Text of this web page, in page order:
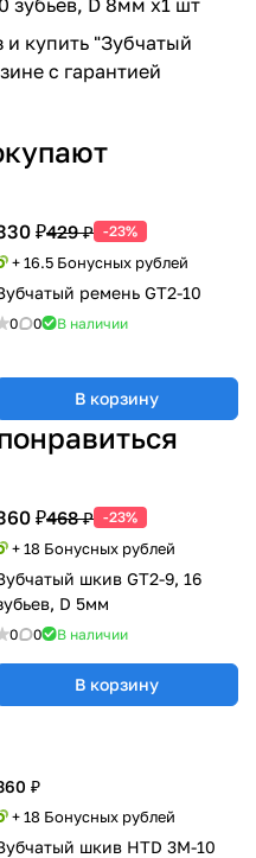
купить "Зубчатый
с гарантией
₽429 ₽ -23%
+ 16.5 Бонусных рублей
ремень GT2-10
0 0 В наличии
В корзину
₽468 ₽ -23%
+ 18 Бонусных рублей
шкив GT2-9, 16
D 5мм
0 0 В наличии
В корзину
₽
+ 18 Бонусных рублей
шкив HTD 3M-10